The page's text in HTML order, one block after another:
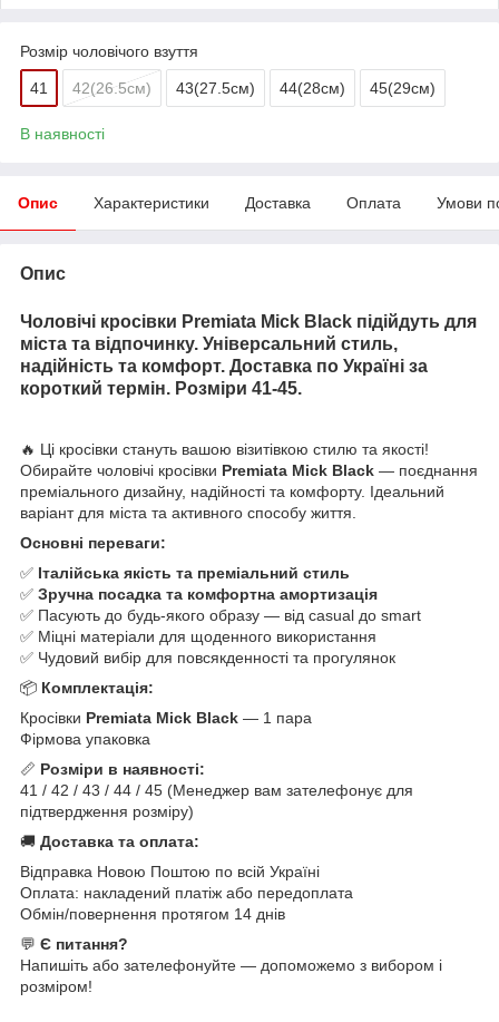
Розмір чоловічого взуття
41 42(26.5см) 43(27.5см) 44(28cм) 45(29cм)
В наявності
Опис Характеристики Доставка Оплата Умови
Опис
Чоловічі кросівки Premiata Mick Black підійдуть для
міста та відпочинку. Універсальний стиль,
надійність та комфорт. Доставка по Україні за
короткий термін. Розміри 41-45.
🔥 Ці кросівки стануть вашою візитівкою стилю та якості!
Обирайте чоловічі кросівки Premiata Mick Black — поєднання
преміального дизайну, надійності та комфорту. Ідеальний
варіант для міста та активного способу життя.
Основні переваги:
✅ Італійська якість та преміальний стиль
✅ Зручна посадка та комфортна амортизація
✅ Пасують до будь-якого образу — від casual до smart
✅ Міцні матеріали для щоденного використання
✅ Чудовий вибір для повсякденності та прогулянок
📦 Комплектація:
Кросівки Premiata Mick Black — 1 пара
Фірмова упаковка
📏 Розміри в наявності:
41 / 42 / 43 / 44 / 45 (Менеджер вам зателефонує для
підтвердження розміру)
🚚 Доставка та оплата:
Відправка Новою Поштою по всій Україні
Оплата: накладений платіж або передоплата
Обмін/повернення протягом 14 днів
💬 Є питання?
Напишіть або зателефонуйте — допоможемо з вибором і
розміром!